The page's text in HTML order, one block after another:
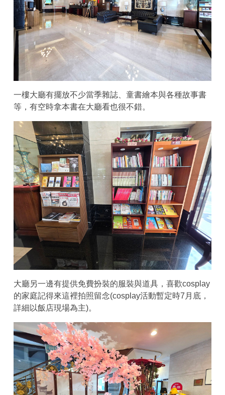
一樓大廳有擺放不少當季雜誌、童書繪本與各種故事書
等，有空時拿本書在大廳看也很不錯。
大廳另一邊有提供免費扮裝的服裝與道具，喜歡cosplay
的家庭記得來這裡拍照留念(cosplay活動暫定時7月底，
詳細以飯店現場為主)。